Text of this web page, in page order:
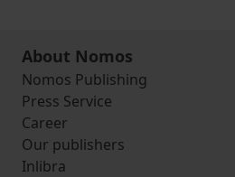
About Nomos
Nomos Publishing
Press Service
Career
Our publishers
Inlibra